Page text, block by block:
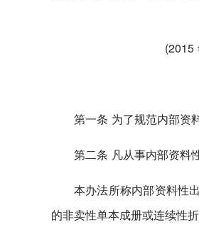
(2015
第一条 为了规范内部资
第二条 凡从事内部资料
本办法所称内部资料性
的非卖性单本成册或连续性